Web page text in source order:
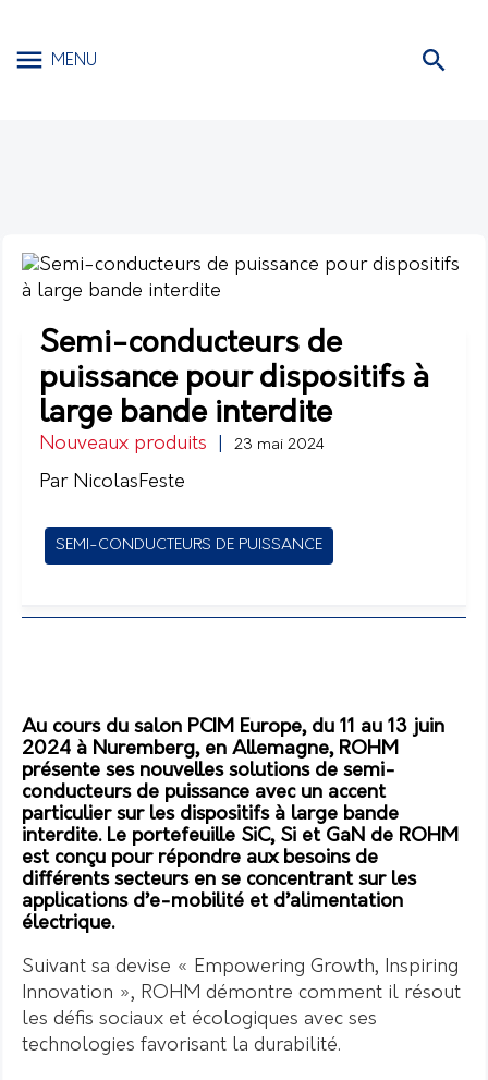
MENU
Semi-conducteurs de
puissance pour dispositifs à
large bande interdite
Nouveaux produits 23 mai 2024
Par NicolasFeste
SEMI-CONDUCTEURS DE PUISSANCE
Au cours du salon PCIM Europe, du 11 au 13 juin
2024 à Nuremberg, en Allemagne, ROHM
présente ses nouvelles solutions de semi-
conducteurs de puissance avec un accent
particulier sur les dispositifs à large bande
interdite. Le portefeuille SiC, Si et GaN de ROHM
est conçu pour répondre aux besoins de
différents secteurs en se concentrant sur les
applications d’e-mobilité et d’alimentation
électrique.
Suivant sa devise « Empowering Growth, Inspiring
Innovation », ROHM démontre comment il résout
les défis sociaux et écologiques avec ses
technologies favorisant la durabilité.